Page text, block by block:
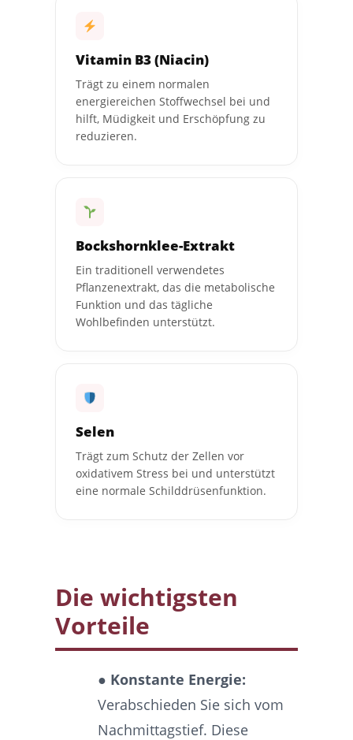
Vitamin B3 (Niacin)
Trägt zu einem normalen
energiereichen Stoffwechsel bei und
hilft, Müdigkeit und Erschöpfung zu
reduzieren.
Bockshornklee-Extrakt
Ein traditionell verwendetes
Pflanzenextrakt, das die metabolische
Funktion und das tägliche
Wohlbefinden unterstützt.
Selen
Trägt zum Schutz der Zellen vor
oxidativem Stress bei und unterstützt
eine normale Schilddrüsenfunktion.
Die wichtigsten
Vorteile
● Konstante Energie:
Verabschieden Sie sich vom
Nachmittagstief. Diese